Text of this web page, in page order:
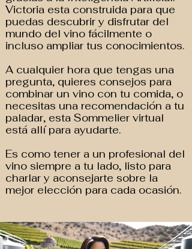
Victoria esta construida para que
puedas descubrir y disfrutar del
mundo del vino fácilmente o
incluso ampliar tus conocimientos.
A cualquier hora que tengas una
pregunta, quieres consejos para
combinar un vino con tu comida, o
necesitas una recomendación a tu
paladar, esta Sommelier virtual
está allí para ayudarte.
Es como tener a un profesional del
vino siempre a tu lado, listo para
charlar y aconsejarte sobre la
mejor elección para cada ocasión.